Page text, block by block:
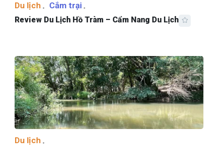
Du lịch Cắm trại
Review Du Lịch Hồ Tràm – Cẩm Nang Du Lịch
Du lịch